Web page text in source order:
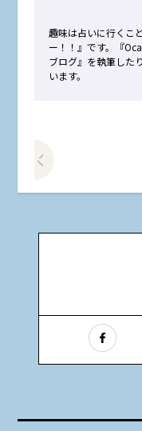
趣味は占いに行くこ
ー！！』です。『
ブログ』を執筆した
います。